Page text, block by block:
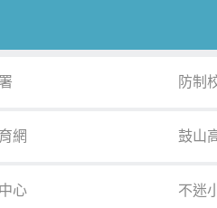
防制
網 鼓山
心 不迷